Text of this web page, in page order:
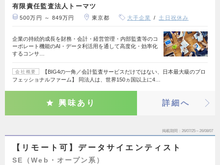
有限責任監査法人トーマツ
500万円 ～ 849万円 東京都 大手企業 土日祝休み
企業の持続的成長を財務・会計・経営管理・内部監査等のコ
ーポレート機能のAI・データ利活用を通して高度化・効率化
するコンサ…
会社概要
【BIG4の一角／会計監査サービスだけではない、日本最大級のプロ
フェッショナルファーム】 同法人は、世界150ヵ国以上に4…
興味あり 詳細へ
掲載期間 26/07/25～26/08/07
【リモート可】データサイエンティスト
SE（Web・オープン系）